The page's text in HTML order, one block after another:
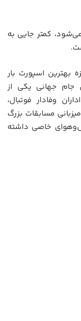
کمتر جایی به
بهترین اسپورت بار
جام جهانی یکی از
وفادار فوتبال،
مسابقات بزرگ
خاصی داشته